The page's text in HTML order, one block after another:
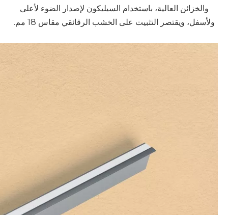
والخزائن العالية، باستخدام السيليكون لإصدار الضوء لأعلى
ولأسفل، ويقتصر التثبيت على الخشب الرقائقي مقاس 18 مم.